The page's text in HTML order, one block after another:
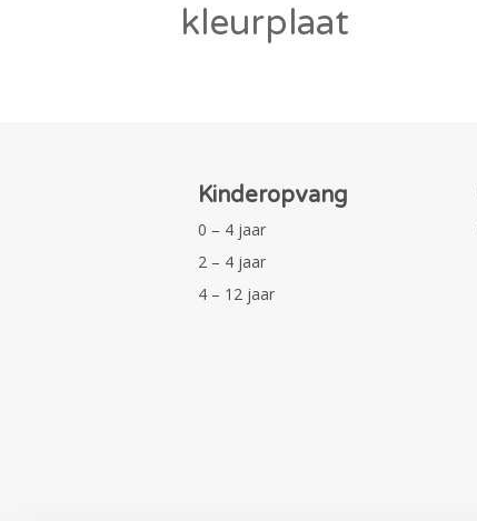
kleurplaat
Kinderopvang
0 – 4 jaar
2 – 4 jaar
4 – 12 jaar